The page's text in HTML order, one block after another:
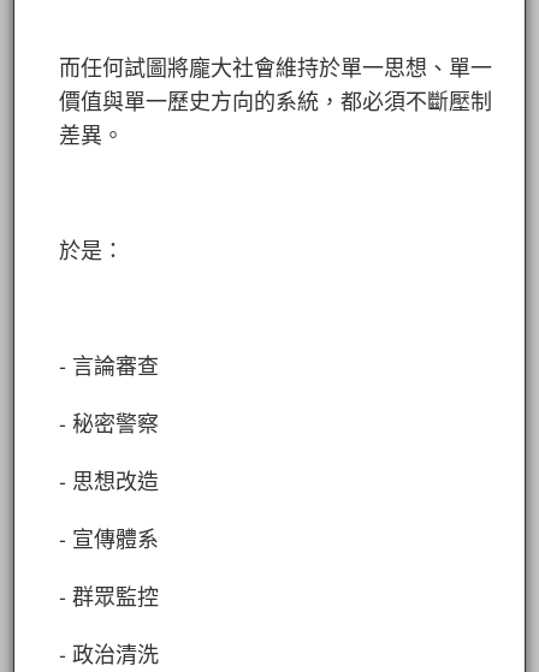
而任何試圖將龐大社會維持於單一思想、單一
價值與單一歷史方向的系統，都必須不斷壓制
差異。
於是：
- 言論審查
- 秘密警察
- 思想改造
- 宣傳體系
- 群眾監控
- 政治清洗